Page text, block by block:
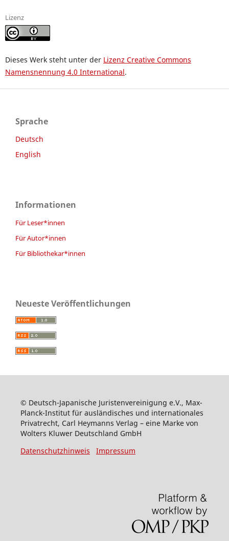
Lizenz
Dieses Werk steht unter der Lizenz Creative Commons
Namensnennung 4.0 International.
Sprache
Deutsch
English
Informationen
Für Leser*innen
Für Autor*innen
Für Bibliothekar*innen
Neueste Veröffentlichungen
© Deutsch-Japanische Juristenvereinigung e.V., Max-
Planck-Institut für ausländisches und internationales
Privatrecht, Carl Heymanns Verlag – eine Marke von
Wolters Kluwer Deutschland GmbH
Datenschutzhinweis
Impressum